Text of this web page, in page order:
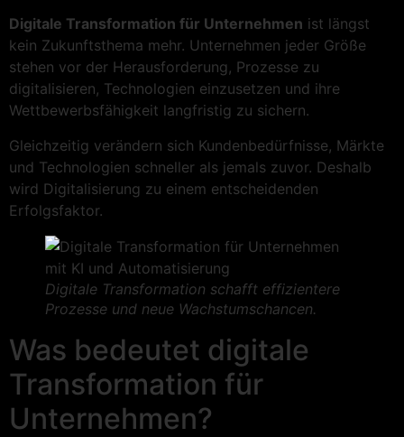
Digitale Transformation für Unternehmen ist längst
kein Zukunftsthema mehr. Unternehmen jeder Größe
stehen vor der Herausforderung, Prozesse zu
digitalisieren, Technologien einzusetzen und ihre
Wettbewerbsfähigkeit langfristig zu sichern.
Gleichzeitig verändern sich Kundenbedürfnisse, Märkte
und Technologien schneller als jemals zuvor. Deshalb
wird Digitalisierung zu einem entscheidenden
Erfolgsfaktor.
Digitale Transformation schafft effizientere
Prozesse und neue Wachstumschancen.
Was bedeutet digitale
Transformation für
Unternehmen?